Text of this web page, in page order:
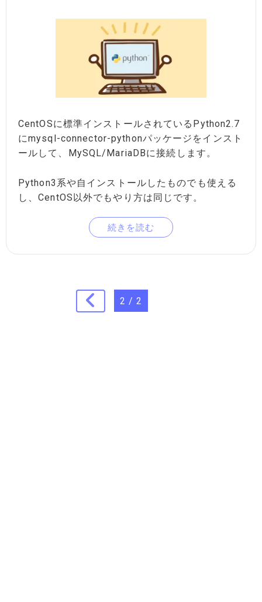
CentOSに標準インストールされているPython2.7
にmysql-connector-pythonパッケージをインスト
ールして、MySQL/MariaDBに接続します。
Python3系や自インストールしたものでも使える
し、CentOS以外でもやり方は同じです。
続きを読む
2 / 2